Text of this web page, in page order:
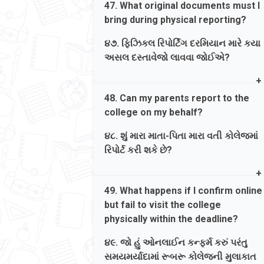
ખાનગી યુનિવર્સિટીઓ (જેમ કે સિલ્વર
ઓક, LJ યુનિવર્સિટી વગેરે) સંકળાયેલી છે.
via OTP on the GCAS dashboard, you
must report physically to the
respective college during working
hours to complete document
જવાબ. હા. GCAS ડેશબોર્ડ પર OTP દ્વારા
ઑફર કન્ફર્મ કર્યા પછી, દસ્તાવેજ
ચકાસણી અને પ્રવેશ કન્ફર્મ કરવા માટે
તમારે કામકાજના કલાકો દરમિયાન
47. What original documents must I
bring during physical reporting?
૪૭. ફિઝિકલ રિપોર્ટિંગ દરમિયાન મારે કયા
અસલ દસ્તાવેજો લાવવા જોઈએ?
original certificates (SSC, HSC, School
Leaving, Category, Non-Creamy Layer,
EWS, Gap, etc.) along with one
complete set of self-attested
admission process smoothly. You may
contact college/university for more
detials.
જવાબ. તમારે સ્વ-પ્રમાણિત ઝેરોક્ષ
નકલોના એક સંપૂર્ણ સેટ સાથે તમારા
તમામ અસલ પ્રમાણપત્રો (SSC, HSC,
48. Can my parents report to the
college on my behalf?
૪૮. શું મારા માતા-પિતા મારા વતી કોલેજમાં
રિપોર્ટ કરી શકે છે?
physically present at the college for
identity verification, document
submission, and sharing the
confirmation OTP with college
authorities. You may contact
49. What happens if I confirm online
but fail to visit the college
physically within the deadline?
૪૯. જો હું ઓનલાઈન કન્ફર્મ કરું પરંતુ
સમયમર્યાદામાં રૂબરૂ કોલેજની મુલાકાત